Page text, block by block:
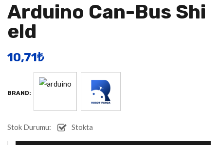
Arduino Can-Bus Shi
Eld
10,71​₺
BRAND:
Stok Durumu: Stokta